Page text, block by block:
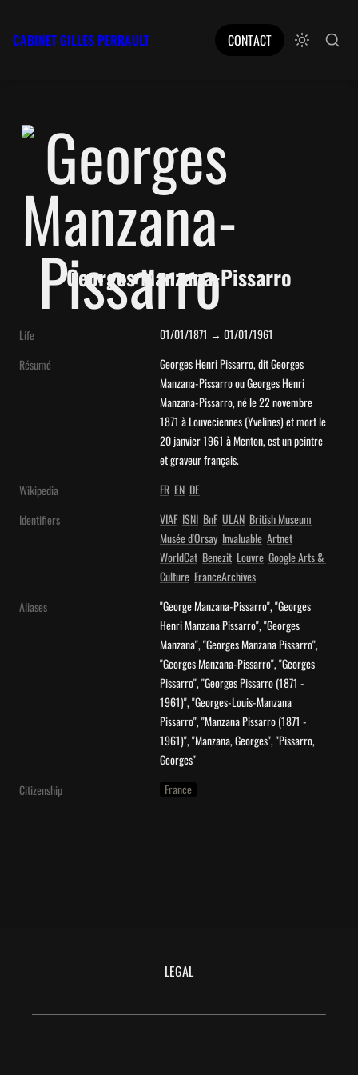
CABINET GILLES PERRAULT CONTACT
Georges Manzana-Pissarro
Life
01/01/1871 → 01/01/1961
Résumé
Georges Henri Pissarro, dit Georges
Manzana-Pissarro ou Georges Henri
Manzana-Pissarro, né le 22 novembre
1871 à Louveciennes (Yvelines) et mort le
20 janvier 1961 à Menton, est un peintre
et graveur français.
Wikipedia
FR EN DE
Identifiers
VIAF ISNI BnF ULAN British Museum
Musée d'Orsay Invaluable Artnet
WorldCat Benezit Louvre Google Arts &
Culture FranceArchives
Aliases
"George Manzana-Pissarro", "Georges
Henri Manzana Pissarro", "Georges
Manzana", "Georges Manzana Pissarro",
"Georges Manzana-Pissarro", "Georges
Pissarro", "Georges Pissarro (1871 -
1961)", "Georges-Louis-Manzana
Pissarro", "Manzana Pissarro (1871 -
1961)", "Manzana, Georges", "Pissarro,
Georges"
Citizenship
France
LEGAL